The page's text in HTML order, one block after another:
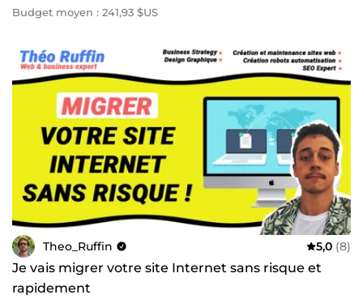
Budget moyen : 241,93 $US
Theo_Ruffin 5,0 (8)
Je vais migrer votre site Internet sans risque et
rapidement